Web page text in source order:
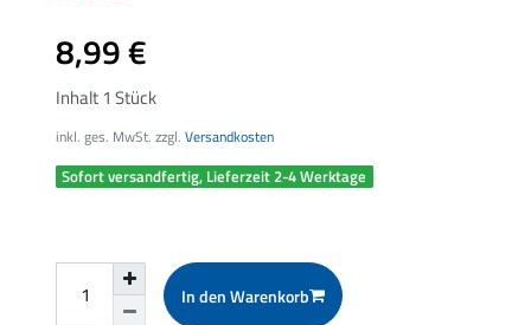
8,99 €
Inhalt1Stück
inkl. ges. MwSt. zzgl.Versandkosten
Sofort versandfertig, Lieferzeit 2-4 Werktage
In den Warenkorb